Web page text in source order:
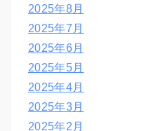
2025年8月
2025年7月
2025年6月
2025年5月
2025年4月
2025年3月
2025年2月